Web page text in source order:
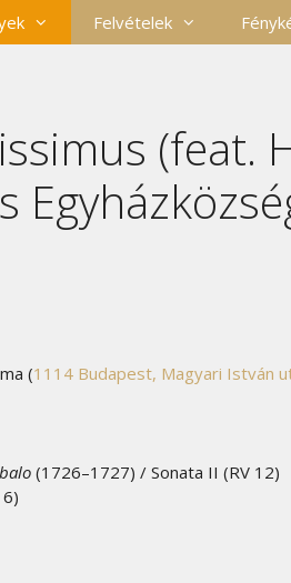
Felvételek
(feat.
(1114 Budapest, Magyari István
(1726–1727) / Sonata II (RV 12)